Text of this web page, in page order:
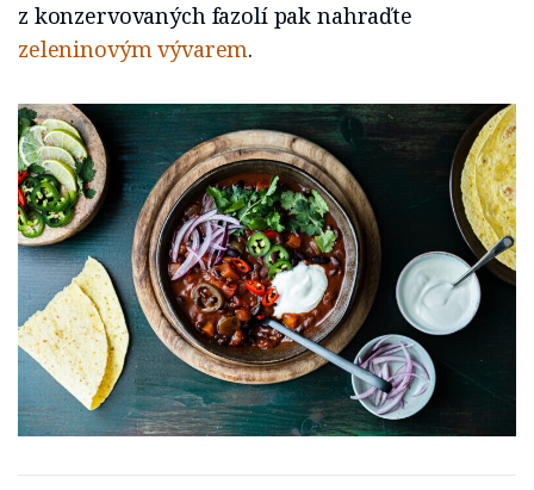
z konzervovaných fazolí pak nahraďte
zeleninovým vývarem.